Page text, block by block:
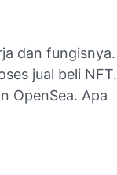
dan fungisnya.
jual beli NFT.
OpenSea. Apa